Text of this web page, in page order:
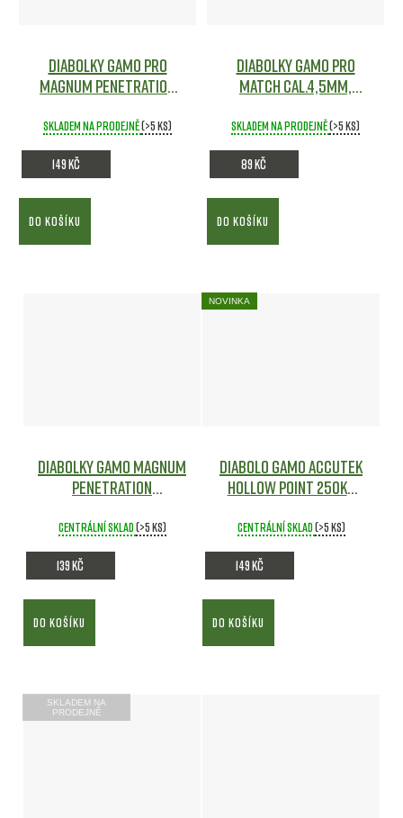
Diabolky Gamo Magnum
Penetration
GamoVzduchovky
Centrální sklad(>5 ks)
139 Kč
DO KOŠÍKU
Diabolky Gamo Pro
Magnum Penetration
Vzduchovky
Skladem na prodejně(>5 ks)
149 Kč
DO KOŠÍKU
Diabolky Gamo Pro
Match cal.4,5mm,
Skladem na prodejně(>5 ks)
89 Kč
DO KOŠÍKU
NOVINKA
Diabolo Gamo AccuTek
Hollow Point 250ks
Centrální sklad(>5 ks)
149 Kč
DO KOŠÍKU
SKLADEM NA
PRODEJNĚ